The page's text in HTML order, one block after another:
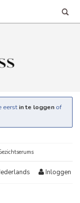
eerst in te loggen of
Inloggen